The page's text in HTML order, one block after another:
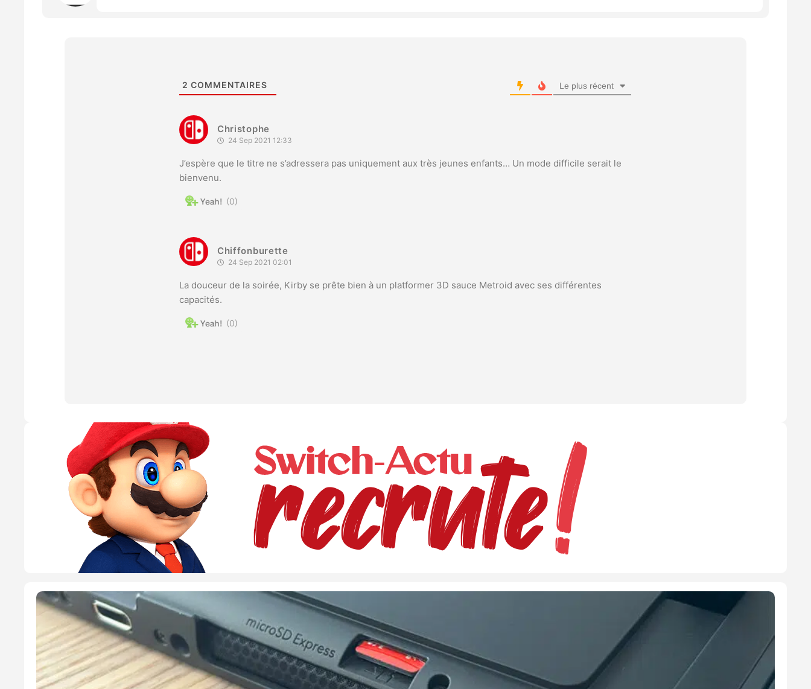
2 COMMENTAIRES Le plus récent
Christophe
24 Sep 2021 12:33
J’espère que le titre ne s’adressera pas uniquement aux très jeunes enfants… Un mode difficile serait le
bienvenu.
0
Chiffonburette
24 Sep 2021 02:01
La douceur de la soirée, Kirby se prête bien à un platformer 3D sauce Metroid avec ses différentes
capacités.
0